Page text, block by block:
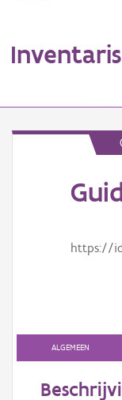
Inventaris
Erfgoedobject
Persoon of collectief
https://
ALGEMEEN